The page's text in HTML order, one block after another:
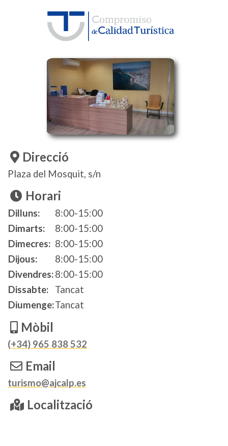
Direcció
Plaza del Mosquit, s/n
Horari
Dia
Time slot
Comentari
Dilluns:
8:00-15:00
Dimarts:
8:00-15:00
Dimecres: 8:00-15:00
Dijous:
8:00-15:00
Divendres:8:00-15:00
Dissabte:
Tancat
Diumenge:Tancat
Mòbil
(+34) 965 838 532
Email
turismo@ajcalp.es
Localització